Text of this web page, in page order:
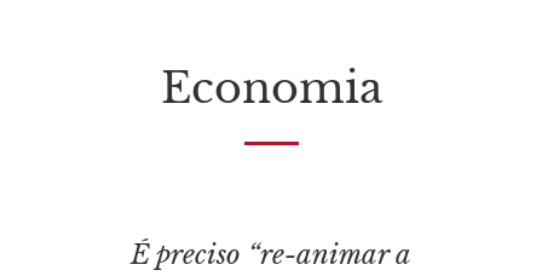
Economia
É preciso “re-animara